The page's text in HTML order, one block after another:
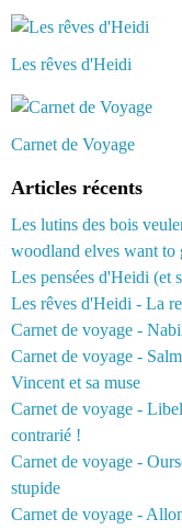
Les rêves d'Heidi
Carnet de Voyage
Articles récents
Les lutins des bois
woodland elves want to
Les pensées d'Heidi (et
Les rêves d'Heidi - La
Carnet de voyage -
Carnet de voyage -
Vincent et sa muse
Carnet de voyage -
contrarié !
Carnet de voyage -
stupide
Carnet de voyage -